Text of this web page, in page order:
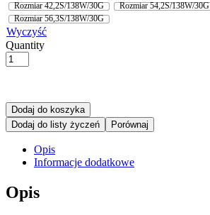
Rozmiar 42,2S/138W/30G
Rozmiar 54,2S/138W/30G
Rozmiar 56,3S/138W/30G
Wyczyść
Quantity
Dodaj do koszyka
Dodaj do listy życzeń
Porównaj
Opis
Informacje dodatkowe
Opis